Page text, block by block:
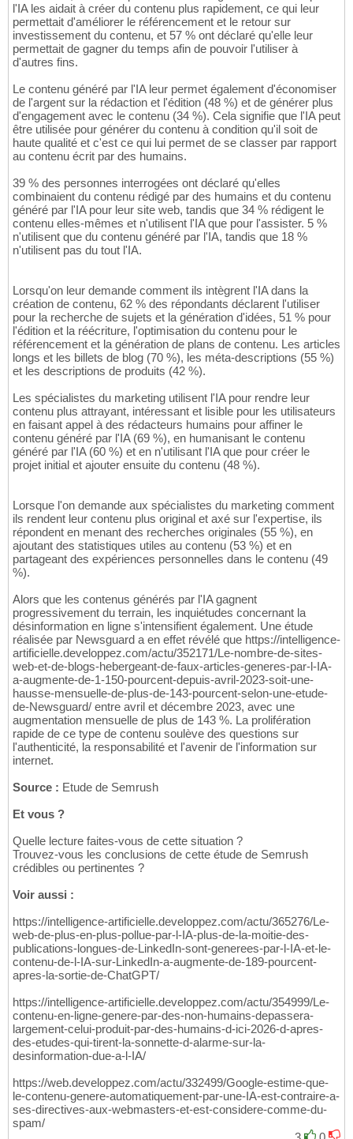
l'IA les aidait à créer du contenu plus rapidement, ce qui leur
permettait d'améliorer le référencement et le retour sur
investissement du contenu, et 57 % ont déclaré qu'elle leur
permettait de gagner du temps afin de pouvoir l'utiliser à
d'autres fins.
Le contenu généré par l'IA leur permet également d'économiser
de l'argent sur la rédaction et l'édition (48 %) et de générer plus
d'engagement avec le contenu (34 %). Cela signifie que l'IA peut
être utilisée pour générer du contenu à condition qu'il soit de
haute qualité et c'est ce qui lui permet de se classer par rapport
au contenu écrit par des humains.
39 % des personnes interrogées ont déclaré qu'elles
combinaient du contenu rédigé par des humains et du contenu
généré par l'IA pour leur site web, tandis que 34 % rédigent le
contenu elles-mêmes et n'utilisent l'IA que pour l'assister. 5 %
n'utilisent que du contenu généré par l'IA, tandis que 18 %
n'utilisent pas du tout l'IA.
Lorsqu'on leur demande comment ils intègrent l'IA dans la
création de contenu, 62 % des répondants déclarent l'utiliser
pour la recherche de sujets et la génération d'idées, 51 % pour
l'édition et la réécriture, l'optimisation du contenu pour le
référencement et la génération de plans de contenu. Les articles
longs et les billets de blog (70 %), les méta-descriptions (55 %)
et les descriptions de produits (42 %).
Les spécialistes du marketing utilisent l'IA pour rendre leur
contenu plus attrayant, intéressant et lisible pour les utilisateurs
en faisant appel à des rédacteurs humains pour affiner le
contenu généré par l'IA (69 %), en humanisant le contenu
généré par l'IA (60 %) et en n'utilisant l'IA que pour créer le
projet initial et ajouter ensuite du contenu (48 %).
Lorsque l'on demande aux spécialistes du marketing comment
ils rendent leur contenu plus original et axé sur l'expertise, ils
répondent en menant des recherches originales (55 %), en
ajoutant des statistiques utiles au contenu (53 %) et en
partageant des expériences personnelles dans le contenu (49
%).
Alors que les contenus générés par l'IA gagnent
progressivement du terrain, les inquiétudes concernant la
désinformation en ligne s'intensifient également. Une étude
réalisée par Newsguard a en effet révélé que https://intelligence-
artificielle.developpez.com/actu/352171/Le-nombre-de-sites-
web-et-de-blogs-hebergeant-de-faux-articles-generes-par-l-IA-
a-augmente-de-1-150-pourcent-depuis-avril-2023-soit-une-
hausse-mensuelle-de-plus-de-143-pourcent-selon-une-etude-
de-Newsguard/ entre avril et décembre 2023, avec une
augmentation mensuelle de plus de 143 %. La prolifération
rapide de ce type de contenu soulève des questions sur
l'authenticité, la responsabilité et l'avenir de l'information sur
internet.
Source : Etude de Semrush
Et vous ?
Quelle lecture faites-vous de cette situation ?
Trouvez-vous les conclusions de cette étude de Semrush
crédibles ou pertinentes ?
Voir aussi :
https://intelligence-artificielle.developpez.com/actu/365276/Le-
web-de-plus-en-plus-pollue-par-l-IA-plus-de-la-moitie-des-
publications-longues-de-LinkedIn-sont-generees-par-l-IA-et-le-
contenu-de-l-IA-sur-LinkedIn-a-augmente-de-189-pourcent-
apres-la-sortie-de-ChatGPT/
https://intelligence-artificielle.developpez.com/actu/354999/Le-
contenu-en-ligne-genere-par-des-non-humains-depassera-
largement-celui-produit-par-des-humains-d-ici-2026-d-apres-
des-etudes-qui-tirent-la-sonnette-d-alarme-sur-la-
desinformation-due-a-l-IA/
https://web.developpez.com/actu/332499/Google-estime-que-
le-contenu-genere-automatiquement-par-une-IA-est-contraire-a-
ses-directives-aux-webmasters-et-est-considere-comme-du-
spam/